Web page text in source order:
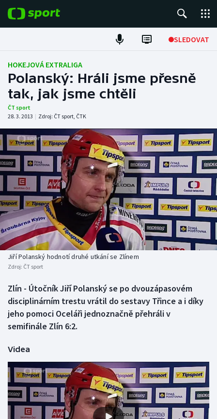
SLEDOVAT
ME v atletice
ME v plavání
Fotbal
Hokej
Tenis
DALŠÍ SPORTY
Americký fotbal
Atletika
Baseball a softbal
Basketbal
Biatlon
Boby a skeleton
Curling
Cyklistika
Dostihy
NEPŘEHLÉDNĚTE
Soutěže
Historické návraty
Aplikace ČT sport
AZ kvíz
HOKEJOVÁ EXTRALIGA
Polanský: Hráli jsme přesně
tak, jak jsme chtěli
ČT sport
28. 3. 2013 | Zdroj: ČT sport, ČTK
Jiří Polanský hodnotí druhé utkání se Zlínem
Zdroj: ČT sport
Zlín - Útočník Jiří Polanský se po dvouzápasovém
disciplinárním trestu vrátil do sestavy Třince a i díky
jeho pomoci Oceláři jednoznačně přehráli v
semifinále Zlín 6:2.
Videa